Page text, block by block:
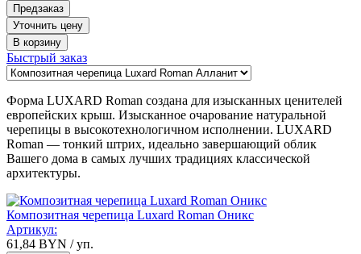
Предзаказ
Уточнить цену
В корзину
Быстрый заказ
Форма LUXARD Roman создана для изысканных ценителей
европейских крыш. Изысканное очарование натуральной
черепицы в высокотехнологичном исполнении. LUXARD
Roman — тонкий штрих, идеально завершающий облик
Вашего дома в самых лучших традициях классической
архитектуры.
Композитная черепица Luxard Roman Оникс
Артикул:
61,84 BYN / уп.